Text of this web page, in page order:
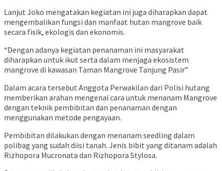
Lanjut Joko mengatakan kegiatan ini juga diharapkan dapat
mengembalikan fungsi dan manfaat hutan mangrove baik
secara fisik, ekologis dan ekonomis.
“Dengan adanya kegiatan penanaman ini masyarakat
diharapkan untuk ikut serta dalam menjaga ekosistem
mangrove di kawasan Taman Mangrove Tanjung Pasir”
Dalam acara tersebut Anggota Perwakilan dari Polisi hutang
memberikan arahan mengenai cara untuk menanam Mangrove
dengan teknik pembibitan dan penanaman dengan
menggunakan metode pengayaan.
Pembibitan dilakukan dengan menanam seedling dalam
polibag yang sudah diisi tanah. Jenis bibit yang ditanam adalah
Rizhopora Mucronata dan Rizhopora Stylosa.